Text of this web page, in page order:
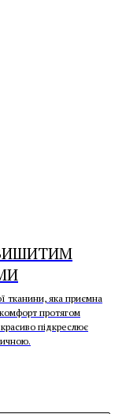
тканини, яка приємна
комфорт протягом
підкреслює